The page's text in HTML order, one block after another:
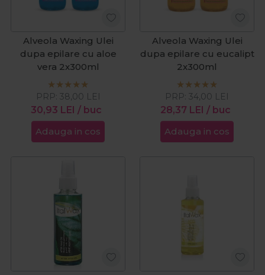
Alveola Waxing Ulei
dupa epilare cu aloe
vera 2x300ml
30,93 LEI / buc
PRP: 38,00 LEI
Adauga in cos
Alveola Waxing Ulei
dupa epilare cu eucalipt
2x300ml
28,37 LEI / buc
PRP: 34,00 LEI
Adauga in cos